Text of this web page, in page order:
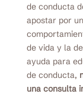
de conducta
apostar por
de vida y la
ayuda para
de conducta,
una consulta